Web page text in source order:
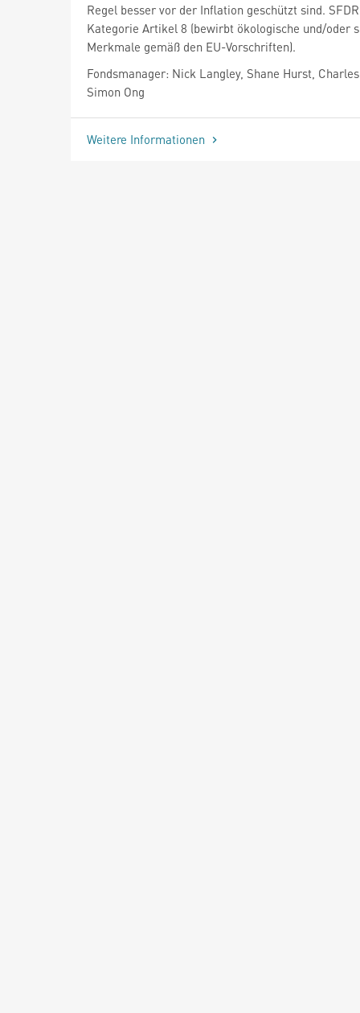
Regel besser vor der Inflation geschützt sind.
Kategorie Artikel 8 (bewirbt ökologische und/oder
Merkmale gemäß den EU-Vorschriften).
Fondsmanager: Nick Langley, Shane Hurst,
Simon Ong
Weitere Informationen